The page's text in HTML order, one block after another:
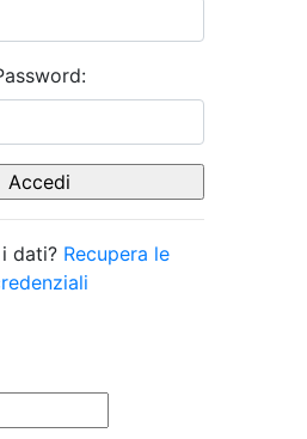
dati? Recupera le